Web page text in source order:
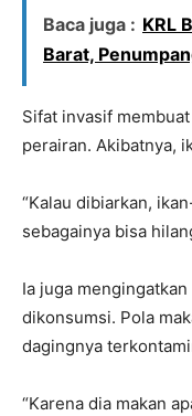
Baca juga : KRL
Barat,
Sifat invasif
perairan. Akibatnya,
“Kalau dibiarkan,
sebagainya bisa
Ia juga
dikonsumsi. Pola
dagingnya
“Karena dia makan